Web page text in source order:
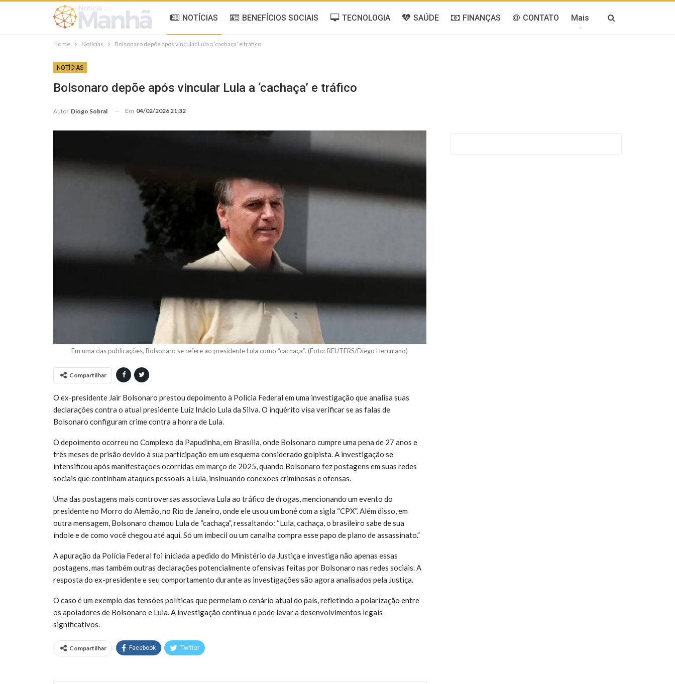
NOTÍCIAS BENEFÍCIOS SOCIAIS TECNOLOGIA SAÚDE FINANÇAS CONTATO Mais
Home Notícias Bolsonaro depõe após vincular Lula a ‘cachaça’ e tráfico
NOTÍCIAS
Bolsonaro depõe após vincular Lula a ‘cachaça’ e tráfico
Autor Diogo Sobral Em 04/02/2026 21:32
Em uma das publicações, Bolsonaro se refere ao presidente Lula como “cachaça”. (Foto: REUTERS/Diego Herculano)
Compartilhar
O ex-presidente Jair Bolsonaro prestou depoimento à Polícia Federal em uma investigação que analisa suas
declarações contra o atual presidente Luiz Inácio Lula da Silva. O inquérito visa verificar se as falas de
Bolsonaro configuram crime contra a honra de Lula.
O depoimento ocorreu no Complexo da Papudinha, em Brasília, onde Bolsonaro cumpre uma pena de 27 anos e
três meses de prisão devido à sua participação em um esquema considerado golpista. A investigação se
intensificou após manifestações ocorridas em março de 2025, quando Bolsonaro fez postagens em suas redes
sociais que continham ataques pessoais a Lula, insinuando conexões criminosas e ofensas.
Uma das postagens mais controversas associava Lula ao tráfico de drogas, mencionando um evento do
presidente no Morro do Alemão, no Rio de Janeiro, onde ele usou um boné com a sigla “CPX”. Além disso, em
outra mensagem, Bolsonaro chamou Lula de “cachaça”, ressaltando: “Lula, cachaça, o brasileiro sabe de sua
índole e de como você chegou até aqui. Só um imbecil ou um canalha compra esse papo de plano de assassinato.”
A apuração da Polícia Federal foi iniciada a pedido do Ministério da Justiça e investiga não apenas essas
postagens, mas também outras declarações potencialmente ofensivas feitas por Bolsonaro nas redes sociais. A
resposta do ex-presidente e seu comportamento durante as investigações são agora analisados pela Justiça.
O caso é um exemplo das tensões políticas que permeiam o cenário atual do país, refletindo a polarização entre
os apoiadores de Bolsonaro e Lula. A investigação continua e pode levar a desenvolvimentos legais
significativos.
Compartilhar Facebook Twitter